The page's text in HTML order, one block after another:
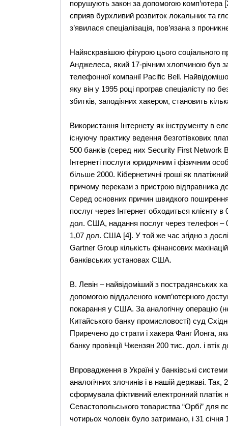
порушують закон за допомогою комп’ютера
сприяв бурхливий розвиток локальних та
з’явилася спеціалізація, пов’язана з
Найяскравішою фігурою цього соціального
Анджелеса, який 17-річним хлопчиною був
телефонної компанії Pacific Bell.
яку він у 1995 році програв спеціалісту по
збитків, заподіяних хакером, становить
Використання Інтернету як інструменту в
існуючу практику ведення безготівкових
500 банків (серед них Security First
Інтернеті послуги юридичним і фізичним
більше 2000. Кібернетичні гроші як
причому перекази з пристрою відправника
Серед основних причин швидкого
послуг через Інтернет обходиться
дол. США, надання послуг через телефон –
1,07 дол. США [4]. У той же час згідно з
Gartner Group кількість фінансових
банківських установах США.
В. Левін – найвідоміший з пострадянських
допомогою віддаленого комп’ютерного
покарання у США. За аналогічну операцію
Китайського банку промисловості) суд
Приречено до страти і хакера Фанг Йонга,
банку провінції Чжензян 200 тис. дол. і втік
Впровадження в Україні у банківські
аналогічних злочинів і в нашій державі. Так,
сформувала фіктивний електронний платіж
Севастопольського товариства “Орбі” для
чотирьох чоловік було затримано, і 31